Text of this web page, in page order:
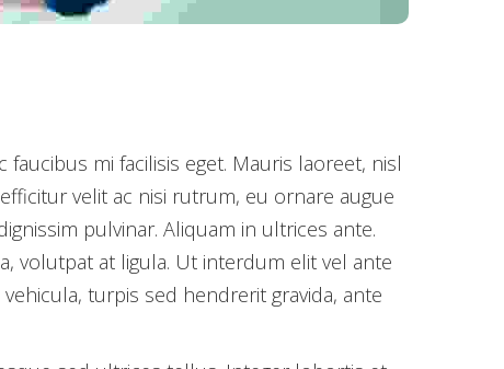
mi facilisis eget. Mauris laoreet, nisl
velit ac nisi rutrum, eu ornare augue
pulvinar. Aliquam in ultrices ante.
volutpat at ligula. Ut interdum elit vel ante
turpis sed hendrerit gravida, ante